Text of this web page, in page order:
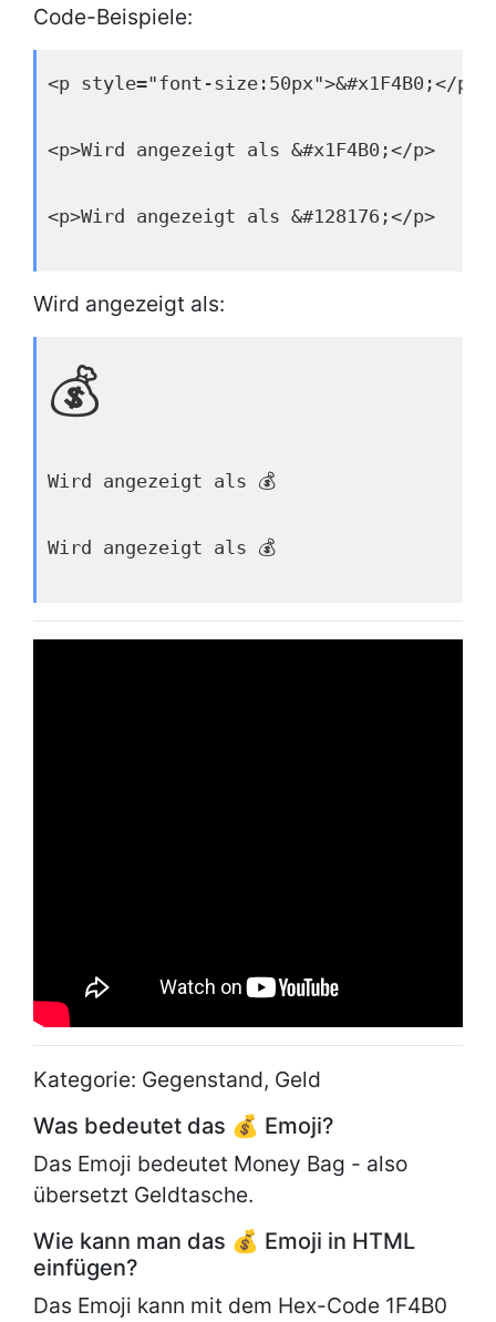
Code-Beispiele:
<p style="font-size:50px">&#x1F4B0;</p>
<p>Wird angezeigt als &#x1F4B0;</p>
<p>Wird angezeigt als &#128176;</p>
Wird angezeigt als:
💰
Wird angezeigt als 💰
Wird angezeigt als 💰
Kategorie: Gegenstand, Geld
Was bedeutet das 💰 Emoji?
Das Emoji bedeutet Money Bag - also
übersetzt Geldtasche.
Wie kann man das 💰 Emoji in HTML
einfügen?
Das Emoji kann mit dem Hex-Code 1F4B0